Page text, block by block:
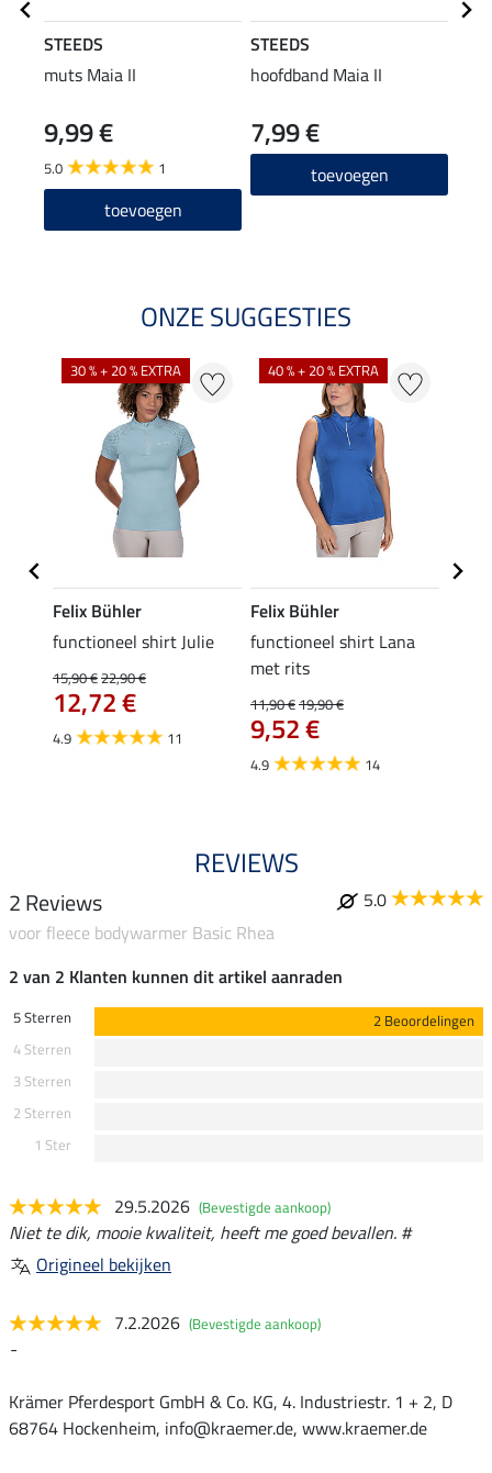
STEEDS
muts Maia II
9,99 €
5.0 1
toevoegen
STEEDS
hoofdband Maia II
7,99 €
toevoegen
ONZE SUGGESTIES
30 % + 20 % EXTRA
Felix Bühler
functioneel shirt Julie
15,90 €22,90 €
12,72 €
4.9 11
40 % + 20 % EXTRA
Felix Bühler
functioneel shirt Lana
met rits
11,90 €19,90 €
9,52 €
4.9 14
REVIEWS
2 Reviews
5.0
voor fleece bodywarmer Basic Rhea
2 van 2 Klanten kunnen dit artikel aanraden
5 Sterren
2 Beoordelingen
4 Sterren
3 Sterren
2 Sterren
1 Ster
29.5.2026 (Bevestigde aankoop)
Niet te dik, mooie kwaliteit, heeft me goed bevallen. #
Origineel bekijken
7.2.2026 (Bevestigde aankoop)
-
Krämer Pferdesport GmbH & Co. KG, 4. Industriestr. 1 + 2, D
68764 Hockenheim, info@kraemer.de, www.kraemer.de